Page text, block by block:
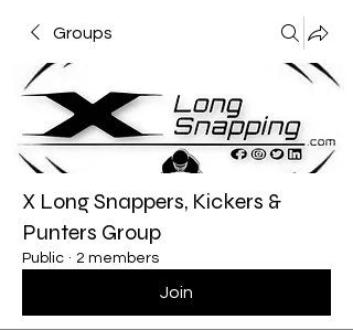
Groups
X Long Snappers, Kickers &
Punters Group
Public · 2 members
Join